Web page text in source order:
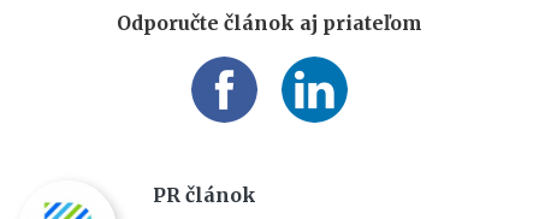
Odporučte článok aj priateľom
PR článok